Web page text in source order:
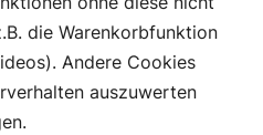
die Warenkorbfunktion
Andere Cookies
auszuwerten